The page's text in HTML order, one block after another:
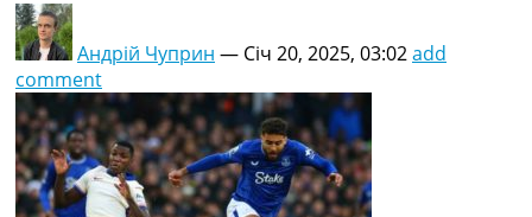
Андрій Чуприн — Січ 20, 2025, 03:02add
comment